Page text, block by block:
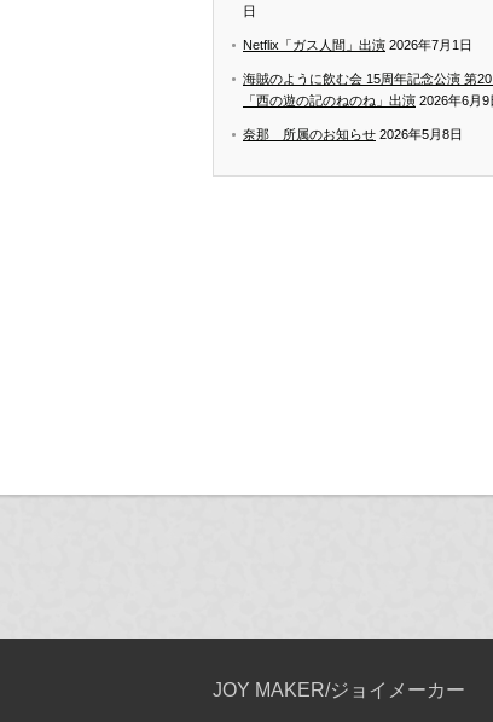
日
Netflix「ガス人間」出演 2026年7月1日
海賊のように飲む会 15周年記念公演 第
「西の遊の記のねのね」出演 2026年6月9
奈那 所属のお知らせ 2026年5月8日
JOY MAKER/ジョイメーカー